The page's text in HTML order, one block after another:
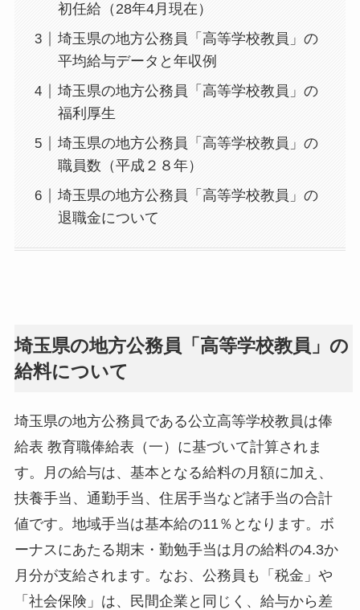
初任給（28年4月現在）
埼玉県の地方公務員「高等学校教員」の
平均給与データと年収例
埼玉県の地方公務員「高等学校教員」の
福利厚生
埼玉県の地方公務員「高等学校教員」の
職員数（平成２８年）
埼玉県の地方公務員「高等学校教員」の
退職金について
埼玉県の地方公務員「高等学校教員」の
給料について
埼玉県の地方公務員である公立高等学校教員は俸
給表 教育職俸給表（一）に基づいて計算されま
す。月の給与は、基本となる給料の月額に加え、
扶養手当、通勤手当、住居手当など諸手当の合計
値です。地域手当は基本給の11％となります。ボ
ーナスにあたる期末・勤勉手当は月の給料の4.3か
月分が支給されます。なお、公務員も「税金」や
「社会保険」は、民間企業と同じく、給与から差